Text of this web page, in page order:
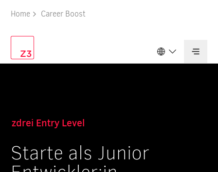
Home Career Boost
zdrei Entry Level
Starte als Junior